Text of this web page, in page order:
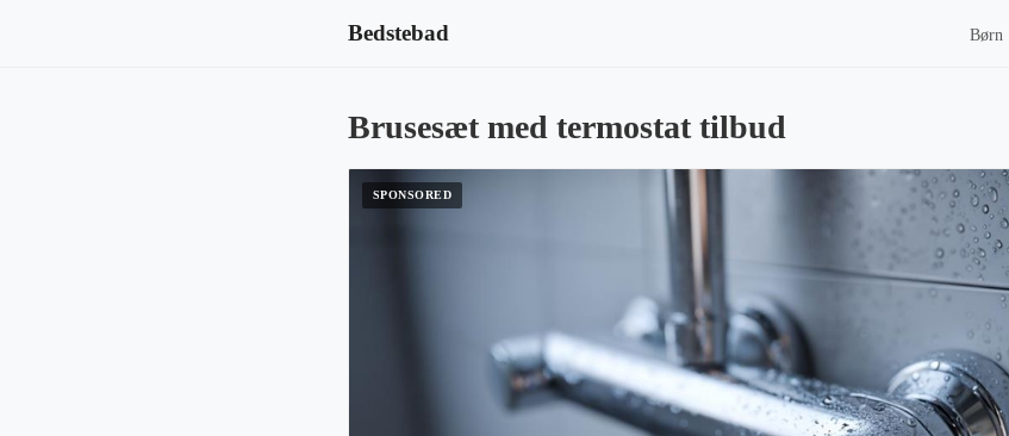
Bedstebad Børn
Brusesæt med termostat tilbud